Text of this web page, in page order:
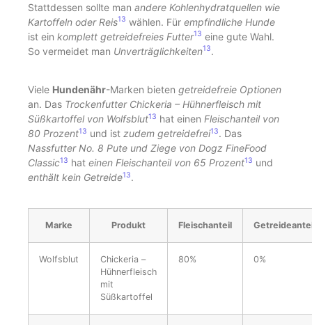
Stattdessen sollte man andere Kohlenhydratquellen wie
Kartoffeln oder Reis13 wählen. Für empfindliche Hunde
ist ein komplett getreidefreies Futter13 eine gute Wahl.
So vermeidet man Unverträglichkeiten13.
Viele Hundenähr-Marken bieten getreidefreie Optionen
an. Das Trockenfutter Chickeria – Hühnerfleisch mit
Süßkartoffel von Wolfsblut13 hat einen Fleischanteil von
80 Prozent13 und ist zudem getreidefrei13. Das
Nassfutter No. 8 Pute und Ziege von Dogz FineFood
Classic13 hat einen Fleischanteil von 65 Prozent13 und
enthält kein Getreide13.
Marke Produkt Fleischanteil
Wolfsblut
Chickeria –
Hühnerfleisch
mit
Süßkartoffel
80% 0%